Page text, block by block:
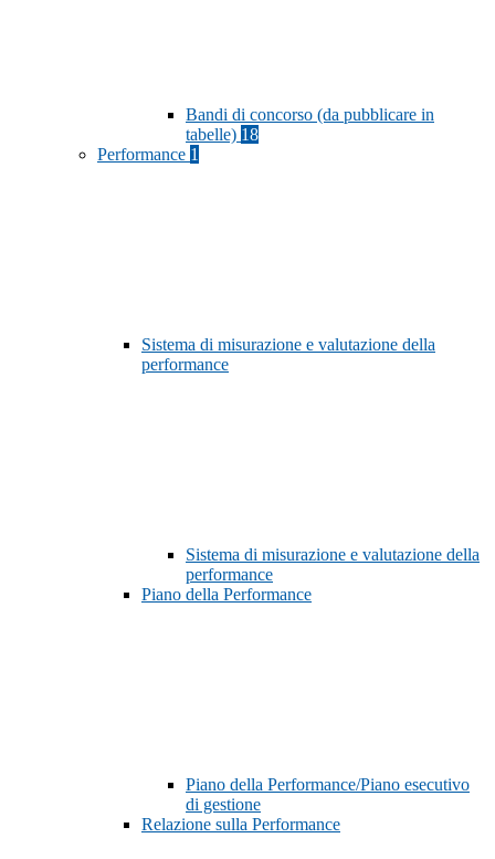
Bandi di concorso (da pubblicare in
tabelle) 18
Performance 1
Sistema di misurazione e valutazione della
performance
Sistema di misurazione e valutazione della
performance
Piano della Performance
Piano della Performance/Piano esecutivo
di gestione
Relazione sulla Performance